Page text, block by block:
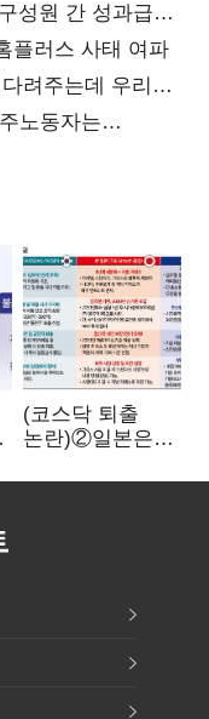
성원 간 성과급
플러스 사태 여파
려주는데 우리는
닥 구하기
노동자는
(코스닥 퇴출
논란)②일본은
기다려주는데